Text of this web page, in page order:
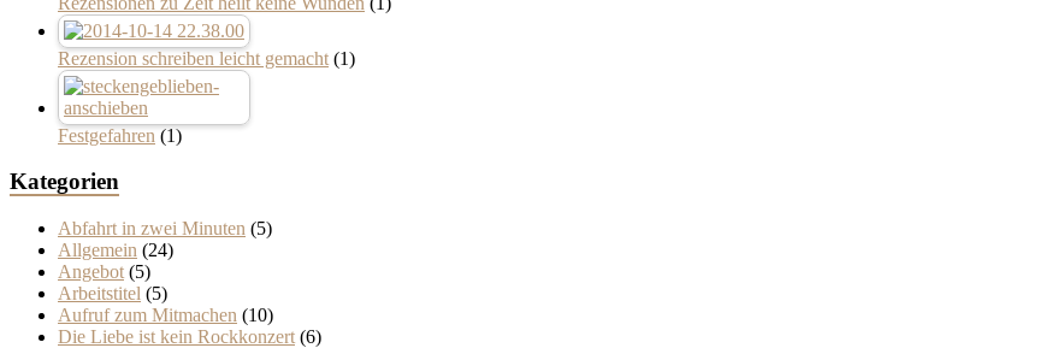
Rezension schreiben leicht gemacht (1)
Festgefahren (1)
Kategorien
Abfahrt in zwei Minuten (5)
Allgemein (24)
Angebot (5)
Arbeitstitel (5)
Aufruf zum Mitmachen (10)
Die Liebe ist kein Rockkonzert (6)